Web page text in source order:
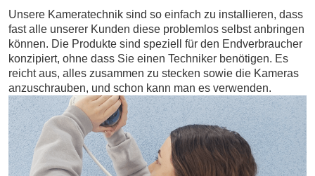
Unsere Kameratechnik sind so einfach zu installieren, dass
fast alle unserer Kunden diese problemlos selbst anbringen
können. Die Produkte sind speziell für den Endverbraucher
konzipiert, ohne dass Sie einen Techniker benötigen. Es
reicht aus, alles zusammen zu stecken sowie die Kameras
anzuschrauben, und schon kann man es verwenden.